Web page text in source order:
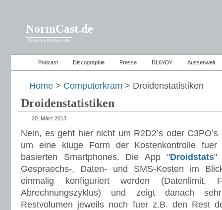
NormCast.de
Norman-Osthus.de
Podcast Discographie Presse DL6YDY Aussenwelt
Home > Computerkram > Droidenstatistiken
Droidenstatistiken
20. März 2013
Nein, es geht hier nicht um R2D2’s oder
um eine kluge Form der Kostenkontrolle fuer
basierten Smartphones. Die App "Droidstats"
Gespraechs-, Daten- und SMS-Kosten im
einmalig konfiguriert werden (Datenlimit,
Abrechnungszyklus) und zeigt danach
Restvolumen jeweils noch fuer z.B. den Rest